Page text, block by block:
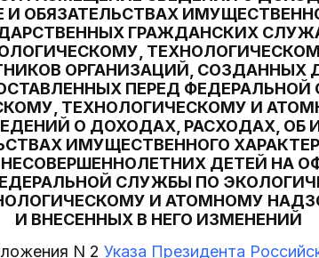
ОБЯЗАТЕЛЬСТВАХ
ГРАЖДАНСКИХ
ОРГАНИЗАЦИЙ, СОЗДАННЫХ
ПЕРЕД
ТЕХНОЛОГИЧЕСКОМУ И
О ДОХОДАХ, РАСХОДАХ, ОБ
ИМУЩЕСТВЕННОГО
НЕСОВЕРШЕННОЛЕТНИХ ДЕТЕЙ НА
СЛУЖБЫ ПО
И АТОМНОМУ
И ВНЕСЕННЫХ В НЕГО ИЗМЕНЕНИЙ
N 2 Указа Президента